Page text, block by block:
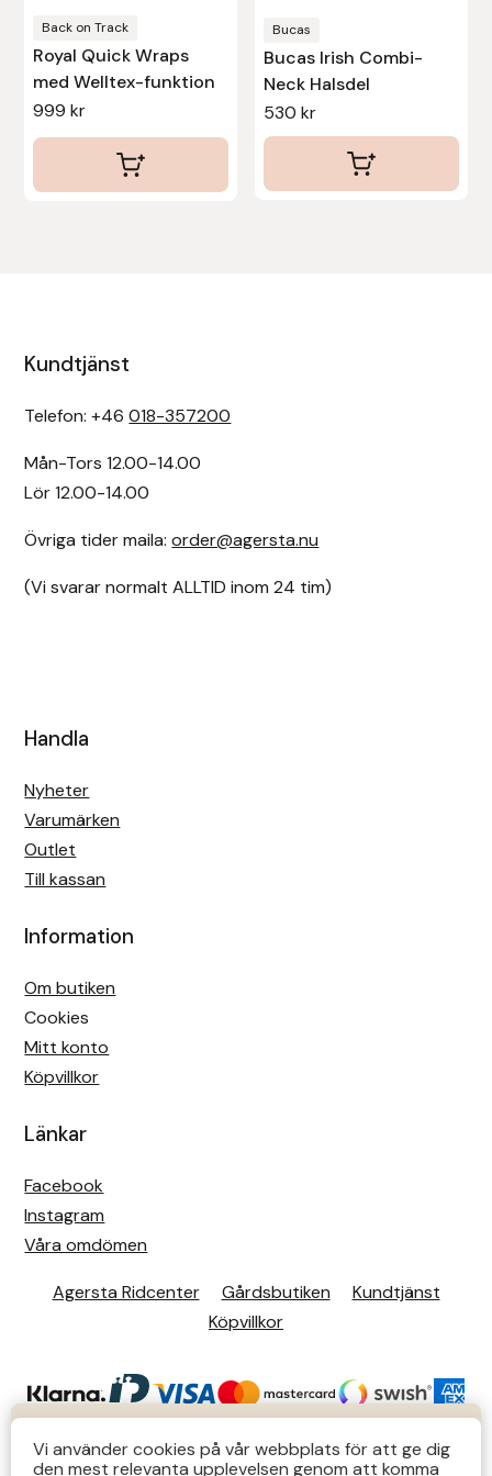
KUNDTJÄNST
Back on Track
Royal Quick Wraps
med Welltex-funktion
999kr
produktsidan
Bucas
Bucas Irish Combi-
Neck Halsdel
530 kr
Kundtjänst
Telefon: +46018-357200
Mån-Tors 12.00-14.00
Lör 12.00-14.00
Övriga tider maila:order@agersta.nu
(Vi svarar normalt ALLTID inom 24 tim)
Handla
Nyheter
Varumärken
Outlet
Till kassan
Information
Om butiken
Cookies
Mitt konto
Köpvillkor
Länkar
Facebook
Instagram
Våra omdömen
Agersta Ridcenter Gårdsbutiken
Kundtjänst
Köpvillkor
Vi använder cookies på vår webbplats för att ge dig
den mest relevanta upplevelsen genom att komma
Uhip
Uvex